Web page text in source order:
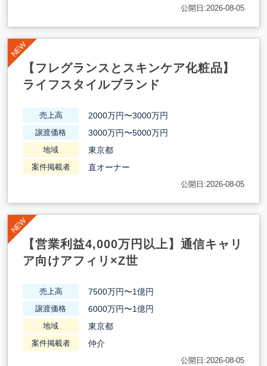
公開日:2026-08-05
【フレグランスとスキンケア化粧品】
ライフスタイルブランド
売上高 2000万円〜3000万円
譲渡価格 3000万円〜5000万円
地域 東京都
案件掲載者 直オーナー
公開日:2026-08-05
【営業利益4,000万円以上】通信キャリ
ア向けアフィリ×Z世
売上高 7500万円〜1億円
譲渡価格 6000万円〜1億円
地域 東京都
案件掲載者 仲介
公開日:2026-08-05